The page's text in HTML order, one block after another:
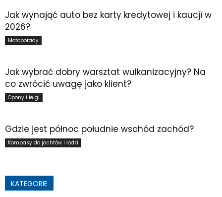
Jak wynająć auto bez karty kredytowej i kaucji w
2026?
Motoporady
Jak wybrać dobry warsztat wulkanizacyjny? Na
co zwrócić uwagę jako klient?
Opony i felgi
Gdzie jest północ południe wschód zachód?
Kompasy do jachtów i łodzi
KATEGORIE